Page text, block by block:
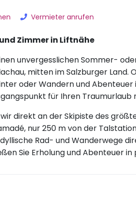
Vermieter anrufen
Zimmer in Liftnähe
unvergesslichen Sommer-
mitten im Salzburger Land.
oder Wandern und Abenteuer
für Ihren Traumurlaub
direkt an der Skipiste des
nur 250 m von der
Rad- und Wanderwege
Sie Erholung und Abenteuer